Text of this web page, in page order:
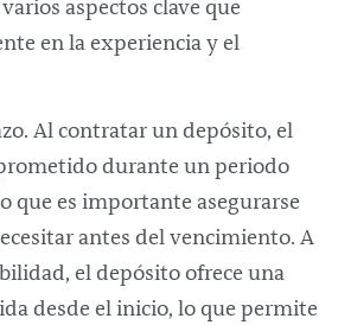
aspectos clave que
en la experiencia y el
Al contratar un depósito, el
durante un periodo
que es importante asegurarse
antes del vencimiento. A
el depósito ofrece una
desde el inicio, lo que permite